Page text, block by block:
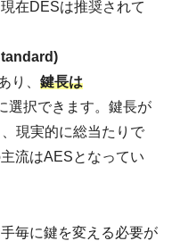
在DESは推奨されて
り、 鍵長は
選択できます。鍵長が
現実的に総当たりで
流はAESとなってい
毎に鍵を変える必要が